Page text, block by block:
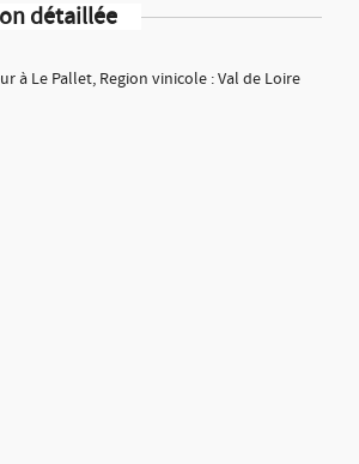
détaillée
à Le Pallet, Region vinicole : Val de Loire